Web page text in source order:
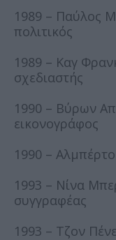
1989 – Παύλος
πολιτικός
1989 – Καγ
σχεδιαστής
1990 – Βύρων
εικονογράφος
1990 –
1993 – Νίνα
συγγραφέας
1993 – Τζον